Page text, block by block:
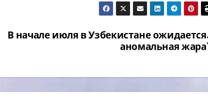
В начале июля в Узбекистане ожидается
аномальная жара